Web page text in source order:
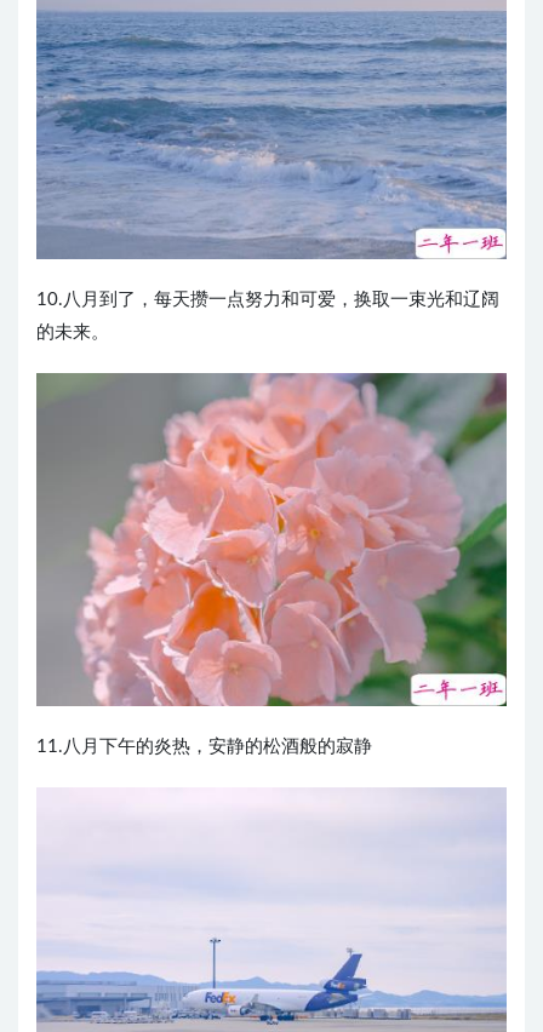
10.八月到了，每天攒一点努力和可爱，换取一束光和辽阔
的未来。
11.八月下午的炎热，安静的松酒般的寂静